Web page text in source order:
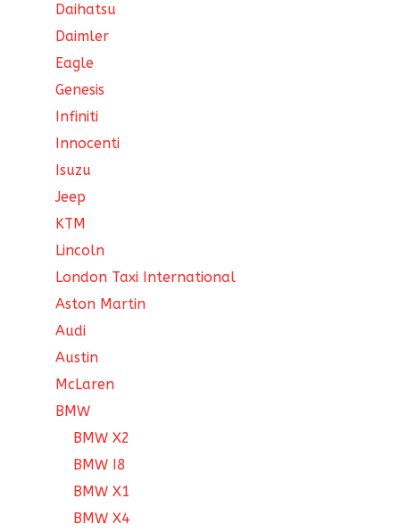
Daihatsu
Daimler
Eagle
Genesis
Infiniti
Innocenti
Isuzu
Jeep
KTM
Lincoln
London Taxi International
Aston Martin
Audi
Austin
McLaren
BMW
BMW X2
BMW I8
BMW X1
BMW X4